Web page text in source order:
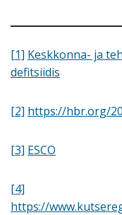
[1] Keskkonna- ja
defitsiidis
[2] https://hbr.org/
[3] ESCO
[4]
https://